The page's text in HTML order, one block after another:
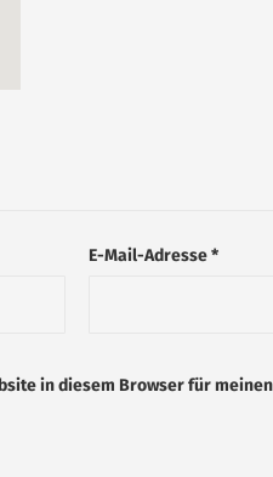
E-Mail-Adresse*
in diesem Browser für